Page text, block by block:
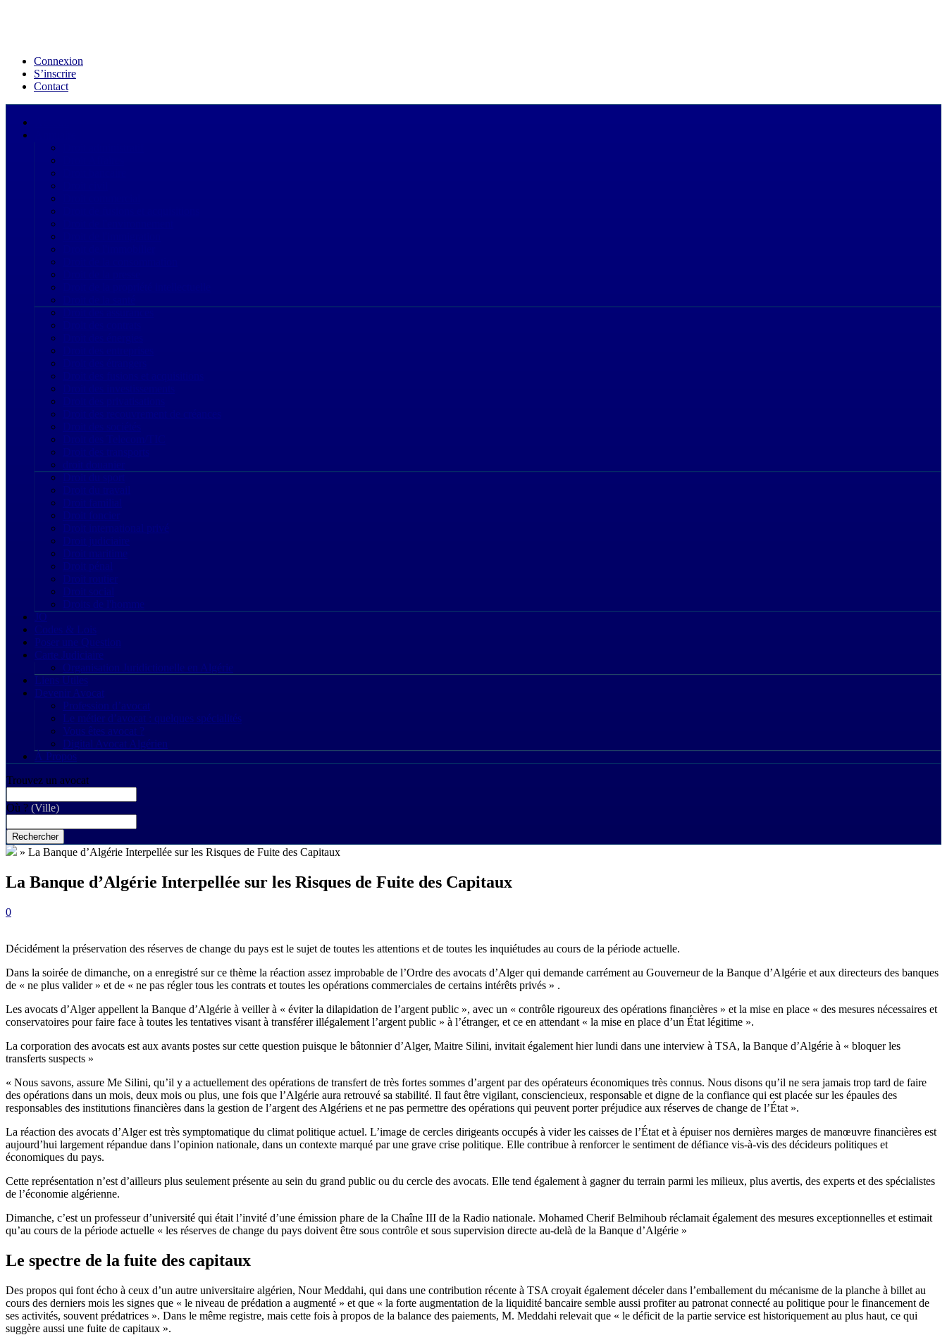
Connexion
S’inscrire
Contact
Droit maritime
Droit pénal
Droit routier
Droit social
Droits de l'homme
JO
Codes & Lois
Poser une Question
Carte Judiciaire
Organisation Juridictionelle en Algérie
Liens Utiles
Devenir Avocat
Profession d’avocat
Le métier d’avocat : quelques spécialités
Vous êtes avocat ?
Digital Avocat Algérien
À Propos
Trouvez un avocat
Où ? (Ville)
Rechercher
» La Banque d’Algérie Interpellée sur les Risques de Fuite des Capitaux
La Banque d’Algérie Interpellée sur les Risques de Fuite des Capitaux
0
Décidément la préservation des réserves de change du pays est le sujet de toutes les attentions et de toutes les inquiétudes au cours de la période actuelle.
Dans la soirée de dimanche, on a enregistré sur ce thème la réaction assez improbable de l’Ordre des avocats d’Alger qui demande carrément au Gouverneur de la Banque d’Algérie et aux directeurs des banques
de « ne plus valider » et de « ne pas régler tous les contrats et toutes les opérations commerciales de certains intérêts privés » .
Les avocats d’Alger appellent la Banque d’Algérie à veiller à « éviter la dilapidation de l’argent public », avec un « contrôle rigoureux des opérations financières » et la mise en place « des mesures nécessaires et
conservatoires pour faire face à toutes les tentatives visant à transférer illégalement l’argent public » à l’étranger, et ce en attendant « la mise en place d’un État légitime ».
La corporation des avocats est aux avants postes sur cette question puisque le bâtonnier d’Alger, Maitre Silini, invitait également hier lundi dans une interview à TSA, la Banque d’Algérie à « bloquer les
transferts suspects »
« Nous savons, assure Me Silini, qu’il y a actuellement des opérations de transfert de très fortes sommes d’argent par des opérateurs économiques très connus. Nous disons qu’il ne sera jamais trop tard de faire
des opérations dans un mois, deux mois ou plus, une fois que l’Algérie aura retrouvé sa stabilité. Il faut être vigilant, consciencieux, responsable et digne de la confiance qui est placée sur les épaules des
responsables des institutions financières dans la gestion de l’argent des Algériens et ne pas permettre des opérations qui peuvent porter préjudice aux réserves de change de l’État ».
La réaction des avocats d’Alger est très symptomatique du climat politique actuel. L’image de cercles dirigeants occupés à vider les caisses de l’État et à épuiser nos dernières marges de manœuvre financières est
aujourd’hui largement répandue dans l’opinion nationale, dans un contexte marqué par une grave crise politique. Elle contribue à renforcer le sentiment de défiance vis-à-vis des décideurs politiques et
économiques du pays.
Cette représentation n’est d’ailleurs plus seulement présente au sein du grand public ou du cercle des avocats. Elle tend également à gagner du terrain parmi les milieux, plus avertis, des experts et des spécialistes
de l’économie algérienne.
Dimanche, c’est un professeur d’université qui était l’invité d’une émission phare de la Chaîne III de la Radio nationale. Mohamed Cherif Belmihoub réclamait également des mesures exceptionnelles et estimait
qu’au cours de la période actuelle « les réserves de change du pays doivent être sous contrôle et sous supervision directe au-delà de la Banque d’Algérie »
Le spectre de la fuite des capitaux
Des propos qui font écho à ceux d’un autre universitaire algérien, Nour Meddahi, qui dans une contribution récente à TSA croyait également déceler dans l’emballement du mécanisme de la planche à billet au
cours des derniers mois les signes que « le niveau de prédation a augmenté » et que « la forte augmentation de la liquidité bancaire semble aussi profiter au patronat connecté au politique pour le financement de
ses activités, souvent prédatrices ». Dans le même registre, mais cette fois à propos de la balance des paiements, M. Meddahi relevait que « le déficit de la partie service est historiquement au plus haut, ce qui
suggère aussi une fuite de capitaux ».